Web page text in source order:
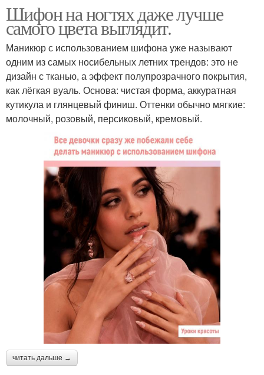
Шифон на ногтях даже лучше
самого цвета выглядит.
Маникюр с использованием шифона уже называют
одним из самых носибельных летних трендов: это не
дизайн с тканью, а эффект полупрозрачного покрытия,
как лёгкая вуаль. Основа: чистая форма, аккуратная
кутикула и глянцевый финиш. Оттенки обычно мягкие:
молочный, розовый, персиковый, кремовый.
читать дальше →